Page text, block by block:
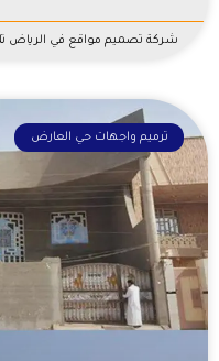
شركة تصميم مواقع في الرياض
ترميم واجهات حي العارض